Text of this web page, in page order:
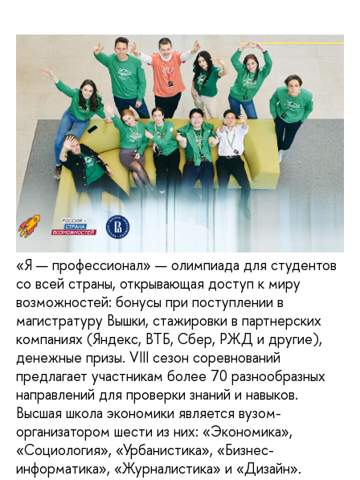
«Я — профессионал» — олимпиада для студентов
со всей страны, открывающая доступ к миру
возможностей: бонусы при поступлении в
магистратуру Вышки, стажировки в партнерских
компаниях (Яндекс, ВТБ, Сбер, РЖД и другие),
денежные призы. VIII сезон соревнований
предлагает участникам более 70 разнообразных
направлений для проверки знаний и навыков.
Высшая школа экономики является вузом-
организатором шести из них: «Экономика»,
«Социология», «Урбанистика», «Бизнес-
информатика», «Журналистика» и «Дизайн».